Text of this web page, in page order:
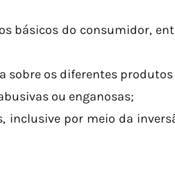
básicos do consumidor,
sobre os diferentes produtos
ou enganosas;
inclusive por meio da